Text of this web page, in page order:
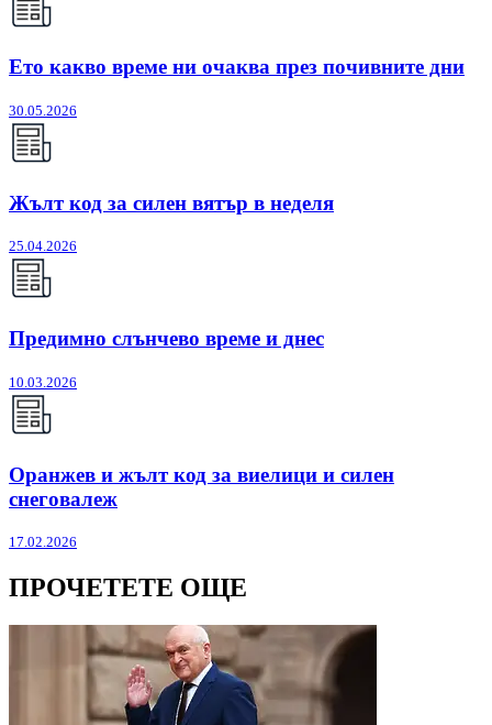
Ето какво време ни очаква през почивните дни
30.05.2026
Жълт код за силен вятър в неделя
25.04.2026
Предимно слънчево време и днес
10.03.2026
Оранжев и жълт код за виелици и силен
снеговалеж
17.02.2026
ПРОЧЕТЕТЕ ОЩЕ